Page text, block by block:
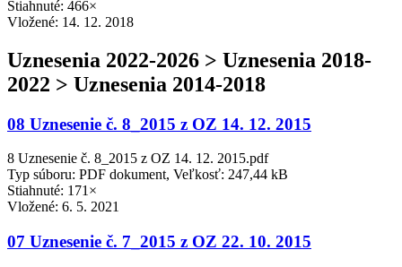
Stiahnuté: 466×
Vložené: 14. 12. 2018
Uznesenia 2022-2026 > Uznesenia 2018-
2022 > Uznesenia 2014-2018
08 Uznesenie č. 8_2015 z OZ 14. 12. 2015
8 Uznesenie č. 8_2015 z OZ 14. 12. 2015.pdf
Typ súboru: PDF dokument, Veľkosť: 247,44 kB
Stiahnuté: 171×
Vložené: 6. 5. 2021
07 Uznesenie č. 7_2015 z OZ 22. 10. 2015